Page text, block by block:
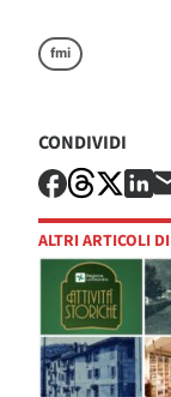
fmi
CONDIVIDI
ALTRI ARTICOLI DI